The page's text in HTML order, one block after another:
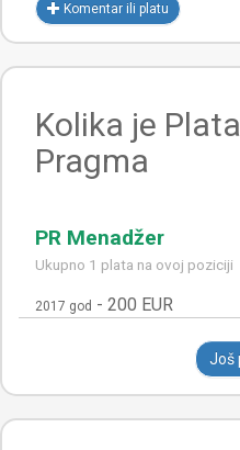
Komentar ili platu
Kolika je
Pragma
PR Menadžer
Ukupno 1 plata na ovoj poziciji
2017 god - 200 EUR
Još